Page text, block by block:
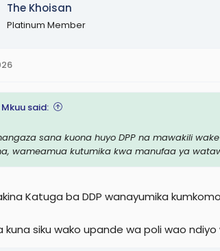
The Khoisan
Platinum Member
said:
sana kuona huyo DPP na mawakili
wameamua kutumika kwa manufaa ya
Katuga ba DDP wanayumika
kuna siku wako upande wa poli wao ndiyo